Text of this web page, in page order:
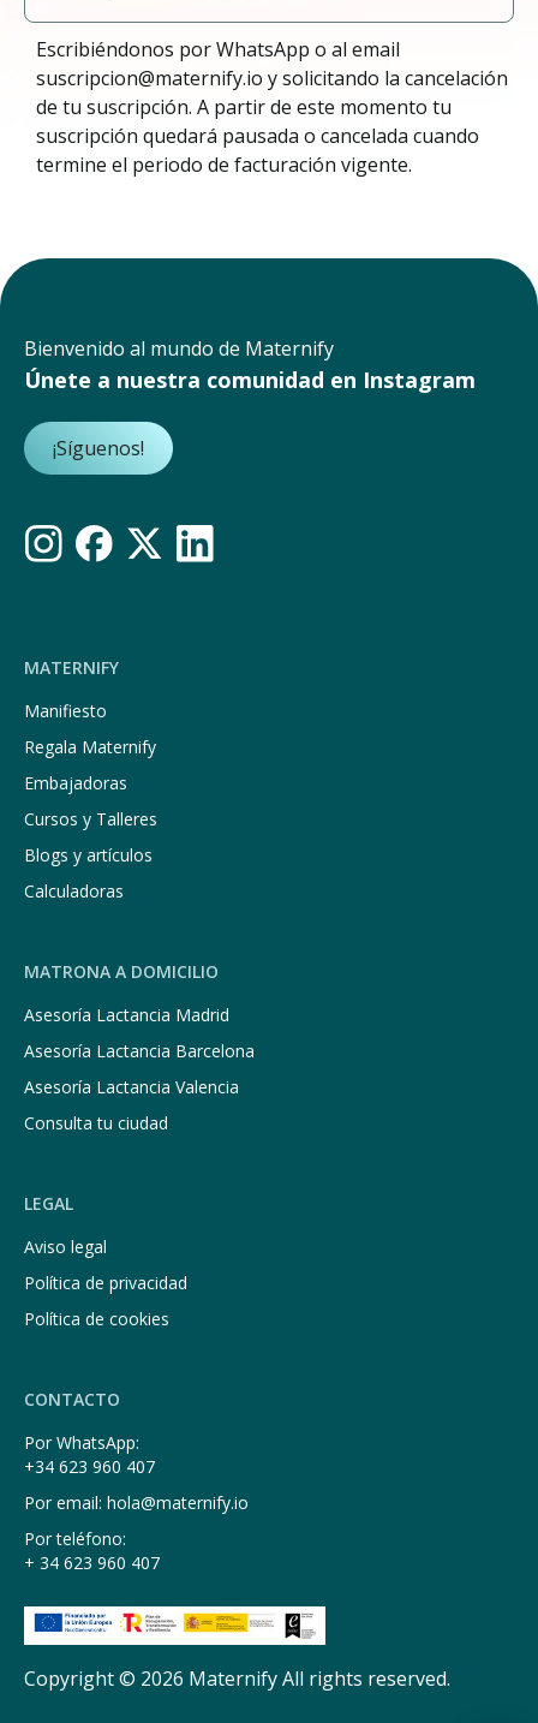
Escribiéndonos por WhatsApp o al email
suscripcion@maternify.io y solicitando la cancelación
de tu suscripción. A partir de este momento tu
suscripción quedará pausada o cancelada cuando
termine el periodo de facturación vigente.
Bienvenido al mundo de Maternify
Únete a nuestra comunidad en Instagram
¡Síguenos!
MATERNIFY
Manifiesto
Regala Maternify
Embajadoras
Cursos y Talleres
Blogs y artículos
Calculadoras
MATRONA A DOMICILIO
Asesoría Lactancia Madrid
Asesoría Lactancia Barcelona
Asesoría Lactancia Valencia
Consulta tu ciudad
LEGAL
Aviso legal
Política de privacidad
Política de cookies
CONTACTO
Por WhatsApp:
+34 623 960 407
Por email: hola@maternify.io
Por teléfono:
+ 34 623 960 407
Copyright © 2026 Maternify All rights reserved.